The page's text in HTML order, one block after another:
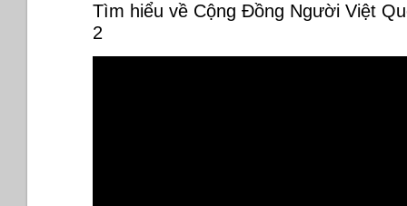
Tìm hiểu về Cộng Đồng Người Việt
2